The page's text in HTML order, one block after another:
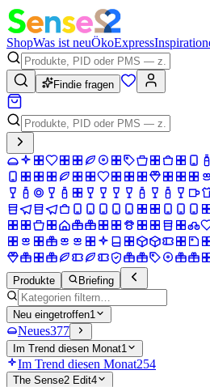
ShopWas ist neuÖkoExpress
Findie fragen
Produkte Briefing
Neu eingetroffen1
Neues377
Im Trend diesen Monat1
Im Trend diesen Monat254
The Sense2 Edit4